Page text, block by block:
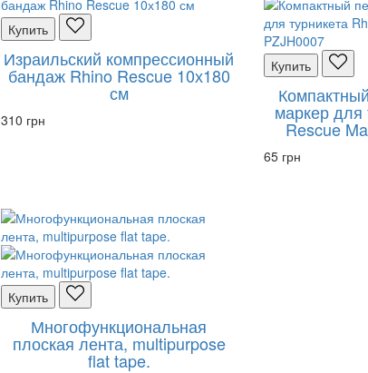
Купить
Израильский компрессионный
бандаж Rhino Rescue 10х180
см
310 грн
Купить
маркер для
Rescue
65 грн
Купить
Многофункциональная
плоская лента, multipurpose
flat tape.